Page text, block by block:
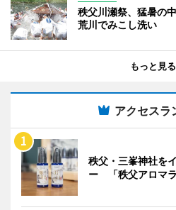
秩父川瀬祭、猛暑の
荒川でみこし洗い
もっと見る
アクセスラ
秩父・三峯神社を
ー 「秩父アロマ